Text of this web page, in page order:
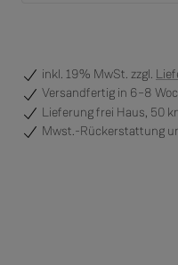
inkl. 19% MwSt. zzgl.
Versandfertig in 6–8
Lieferung frei Haus, 50
Mwst.-Rückerstattung